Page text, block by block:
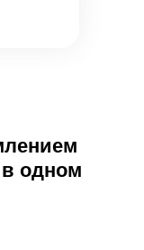
одном